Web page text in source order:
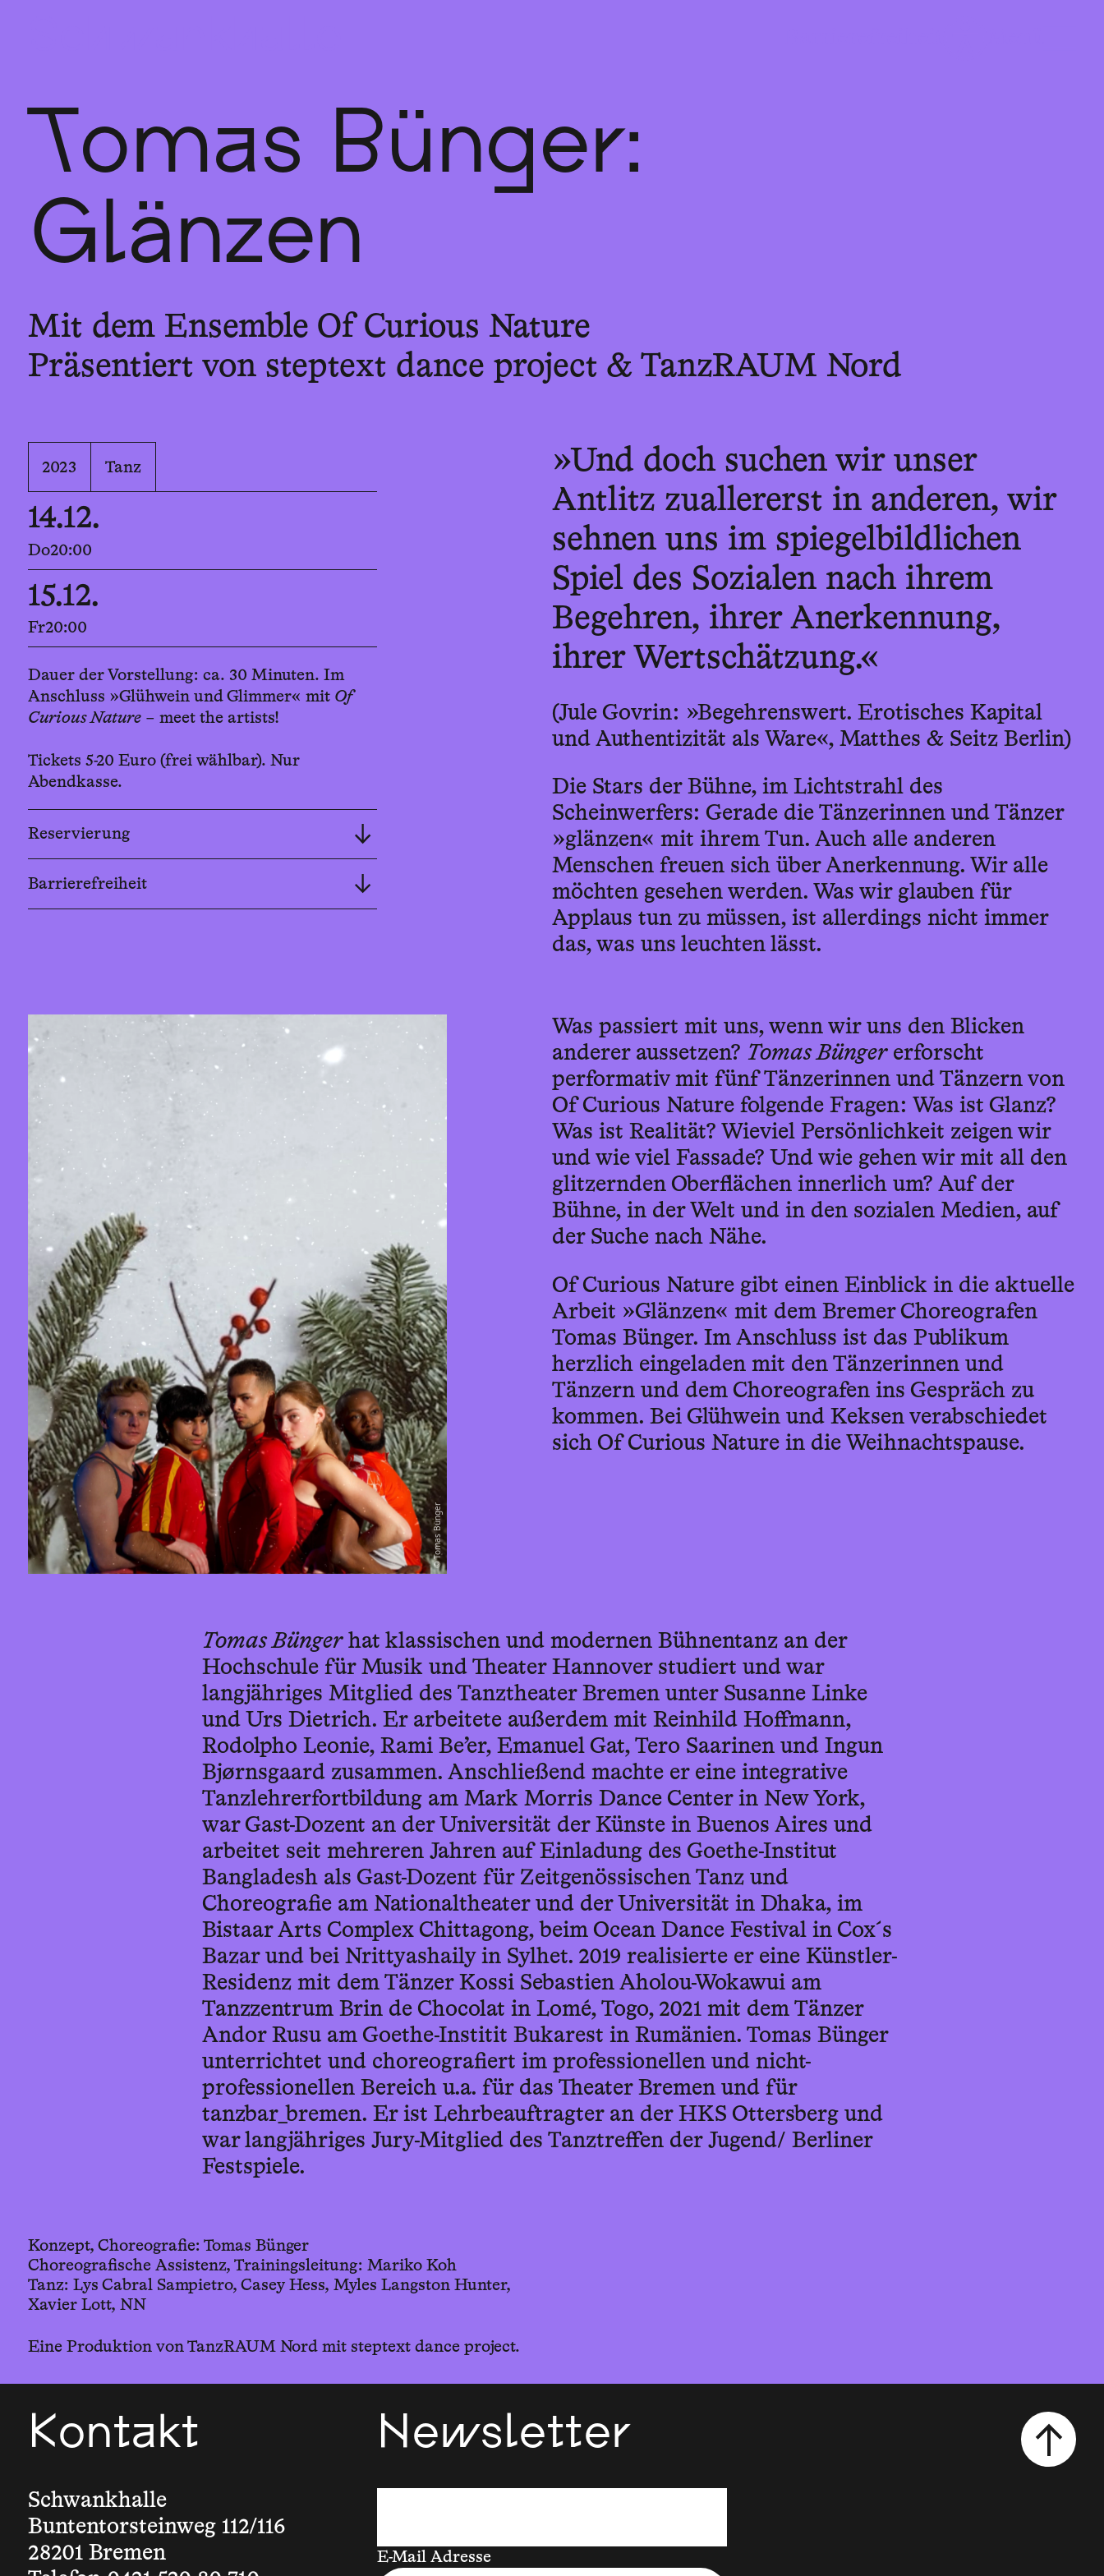
Tomas Bünger:
Glänzen
Mit dem Ensemble Of Curious Nature
Präsentiert von steptext dance project & TanzRAUM Nord
2023 Tanz
14.12.
Do20:00
15.12.
Fr20:00
Dauer der Vorstellung: ca. 30 Minuten. Im
Anschluss »Glühwein und Glimmer« mit Of
Curious Nature– meet the artists!
Tickets 5-20 Euro (frei wählbar). Nur
Abendkasse.
Reservierung
Barrierefreiheit
»Und doch suchen wir unser
Antlitz zuallererst in anderen, wir
sehnen uns im spiegelbildlichen
Spiel des Sozialen nach ihrem
Begehren, ihrer Anerkennung,
ihrer Wertschätzung.«
(Jule Govrin: »Begehrenswert. Erotisches Kapital
und Authentizität als Ware«, Matthes & Seitz Berlin)
Die Stars der Bühne, im Lichtstrahl des
Scheinwerfers: Gerade die Tänzerinnen und Tänzer
»glänzen« mit ihrem Tun. Auch alle anderen
Menschen freuen sich über Anerkennung. Wir alle
möchten gesehen werden. Was wir glauben für
Applaus tun zu müssen, ist allerdings nicht immer
das, was uns leuchten lässt.
Tomas Bünger
Was passiert mit uns, wenn wir uns den Blicken
anderer aussetzen? Tomas Büngererforscht
performativ mit fünf Tänzerinnen und Tänzern von
Of Curious Nature folgende Fragen: Was ist Glanz?
Was ist Realität? Wieviel Persönlichkeit zeigen wir
und wie viel Fassade? Und wie gehen wir mit all den
glitzernden Oberflächen innerlich um? Auf der
Bühne, in der Welt und in den sozialen Medien, auf
der Suche nach Nähe.
Of Curious Nature gibt einen Einblick in die aktuelle
Arbeit »Glänzen« mit dem Bremer Choreografen
Tomas Bünger. Im Anschluss ist das Publikum
herzlich eingeladen mit den Tänzerinnen und
Tänzern und dem Choreografen ins Gespräch zu
kommen. Bei Glühwein und Keksen verabschiedet
sich Of Curious Nature in die Weihnachtspause.
Tomas Büngerhat klassischen und modernen Bühnentanz an der
Hochschule für Musik und Theater Hannover studiert und war
langjähriges Mitglied des Tanztheater Bremen unter Susanne Linke
und Urs Dietrich. Er arbeitete außerdem mit Reinhild Hoffmann,
Rodolpho Leonie, Rami Be’er, Emanuel Gat, Tero Saarinen und Ingun
Bjørnsgaard zusammen. Anschließend machte er eine integrative
Tanzlehrerfortbildung am Mark Morris Dance Center in New York,
war Gast-Dozent an der Universität der Künste in Buenos Aires und
arbeitet seit mehreren Jahren auf Einladung des Goethe-Institut
Bangladesh als Gast-Dozent für Zeitgenössischen Tanz und
Choreografie am Nationaltheater und der Universität in Dhaka, im
Bistaar Arts Complex Chittagong, beim Ocean Dance Festival in Cox´s
Bazar und bei Nrittyashaily in Sylhet. 2019 realisierte er eine Künstler-
Residenz mit dem Tänzer Kossi Sebastien Aholou-Wokawui am
Tanzzentrum Brin de Chocolat in Lomé, Togo, 2021 mit dem Tänzer
Andor Rusu am Goethe-Institit Bukarest in Rumänien. Tomas Bünger
unterrichtet und choreografiert im professionellen und nicht-
professionellen Bereich u.a. für das Theater Bremen und für
tanzbar_bremen. Er ist Lehrbeauftragter an der HKS Ottersberg und
war langjähriges Jury-Mitglied des Tanztreffen der Jugend/ Berliner
Festspiele.
Konzept, Choreografie: Tomas Bünger
Choreografische Assistenz, Trainingsleitung: Mariko Koh
Tanz: Lys Cabral Sampietro, Casey Hess, Myles Langston Hunter,
Xavier Lott, NN
Eine Produktion von TanzRAUM Nord mit steptext dance project.
Kontakt
Schwankhalle
Buntentorsteinweg 112/116
28201 Bremen
Newsletter
E-Mail Adresse